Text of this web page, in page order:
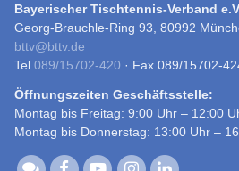
Bayerischer Tischtennis-Verband
Georg-Brauchle-Ring 93, 80992
bttv@bttv.de
Tel 089/15702-420 · Fax 089/15702-
Öffnungszeiten Geschäftsstelle:
Montag bis Freitag: 9:00 Uhr – 12:00
Montag bis Donnerstag: 13:00 Uhr –